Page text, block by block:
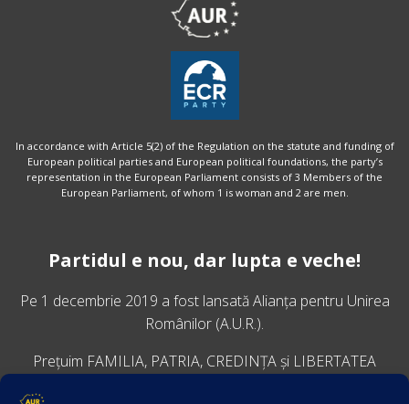
In accordance with Article 5(2) of the Regulation on the statute and funding of
European political parties and European political foundations, the party’s
representation in the European Parliament consists of 3 Members of the
European Parliament, of whom 1 is woman and 2 are men.
Partidul e nou, dar lupta e veche!
Pe 1 decembrie 2019 a fost lansatăAlianța pentru Unirea
Românilor (A.U.R.).
Prețuim FAMILIA, PATRIA, CREDINȚA și LIBERTATEA